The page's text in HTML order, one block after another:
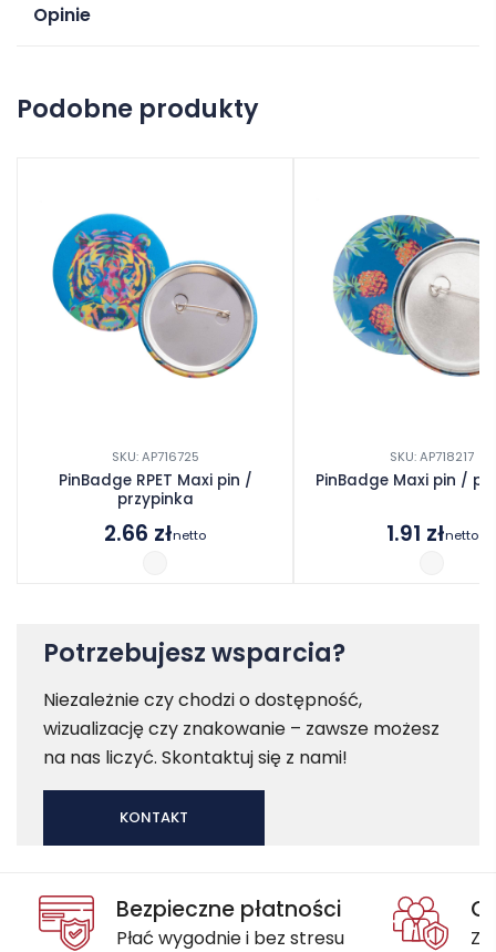
Opinie
Podobne produkty
SKU: AP716725
PinBadge RPET Maxi pin /
przypinka
2.66 złnetto
SKU: AP718217
PinBadge Maxi pin /
1.91 złnetto
Potrzebujesz wsparcia?
Niezależnie czy chodzi o dostępność,
wizualizację czy znakowanie – zawsze możesz
na nas liczyć. Skontaktuj się z nami!
KONTAKT
Bezpieczne płatności
Płać wygodnie i bez stresu